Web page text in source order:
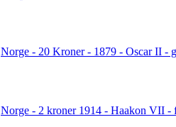
Norge - 20 Kroner - 1879 - Oscar II -
Norge - 2 kroner 1914 - Haakon VII